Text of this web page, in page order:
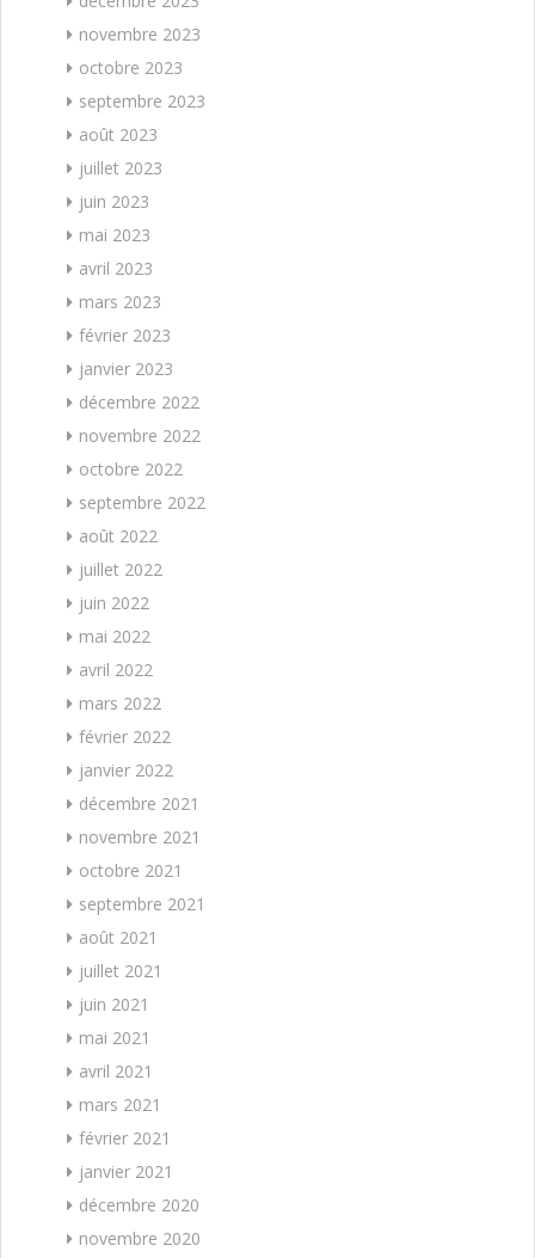
novembre 2023
octobre 2023
septembre 2023
août 2023
juillet 2023
juin 2023
mai 2023
avril 2023
mars 2023
février 2023
janvier 2023
décembre 2022
novembre 2022
octobre 2022
septembre 2022
août 2022
juillet 2022
juin 2022
mai 2022
avril 2022
mars 2022
février 2022
janvier 2022
décembre 2021
novembre 2021
octobre 2021
septembre 2021
août 2021
juillet 2021
juin 2021
mai 2021
avril 2021
mars 2021
février 2021
janvier 2021
décembre 2020
novembre 2020